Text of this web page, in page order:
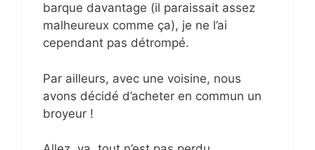
barque davantage (il paraissait assez
malheureux comme ça), je ne l’ai
cependant pas détrompé.
Par ailleurs, avec une voisine, nous
avons décidé d’acheter en commun un
broyeur !